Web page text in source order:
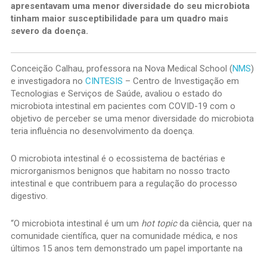
apresentavam uma menor diversidade do seu microbiota
tinham maior susceptibilidade para um quadro mais
severo da doença.
Conceição Calhau, professora na Nova Medical School (NMS)
e investigadora no CINTESIS – Centro de Investigação em
Tecnologias e Serviços de Saúde, avaliou o estado do
microbiota intestinal em pacientes com COVID-19 com o
objetivo de perceber se uma menor diversidade do microbiota
teria influência no desenvolvimento da doença.
O microbiota intestinal é o ecossistema de bactérias e
microrganismos benignos que habitam no nosso tracto
intestinal e que contribuem para a regulação do processo
digestivo.
“O microbiota intestinal é um um hot topicda ciência, quer na
comunidade científica, quer na comunidade médica, e nos
últimos 15 anos tem demonstrado um papel importante na